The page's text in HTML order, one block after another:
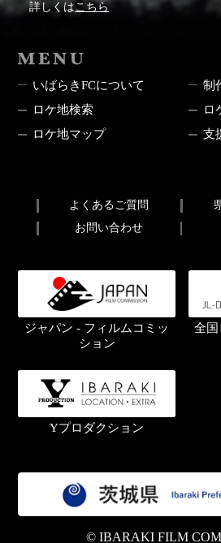
詳しくはこちら
いばらきFCについて
制
ロケ地検索
ロ
ロケ地マップ
支
よくあるご質問
お問い合わせ
ジャパン - フィルムコミッ
ション
全国
Yプロダクション
© IBARAKI FILM